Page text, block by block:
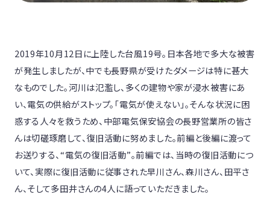
2019年10月12日に上陸した台風19号。日本各地で多大な被害
が発生しましたが、中でも長野県が受けたダメージは特に甚大
なものでした。河川は氾濫し、多くの建物や家が浸水被害にあ
い、電気の供給がストップ。「電気が使えない」。そんな状況に困
惑する人々を救うため、中部電気保安協会の長野営業所の皆さ
んは切磋琢磨して、復旧活動に努めました。前編と後編に渡って
お送りする、“電気の復旧活動”。前編では、当時の復旧活動につ
いて、実際に復旧活動に従事された早川さん、森川さん、田平さ
ん、そして多田井さんの4人に語っていただきました。